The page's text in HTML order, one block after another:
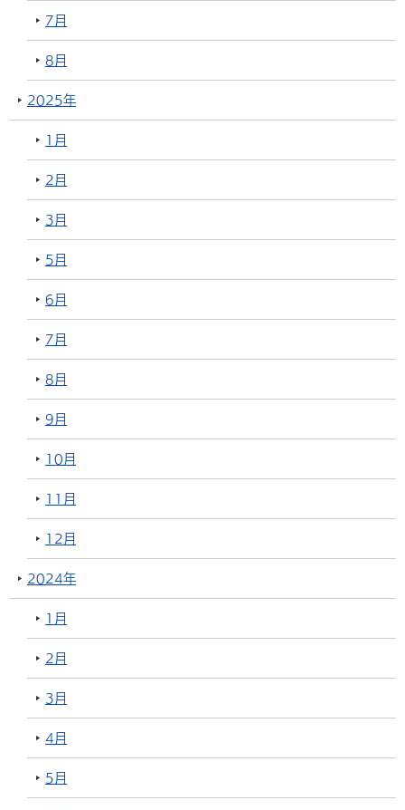
7月
8月
2025年
1月
2月
3月
5月
6月
7月
8月
9月
10月
11月
12月
2024年
1月
2月
3月
4月
5月